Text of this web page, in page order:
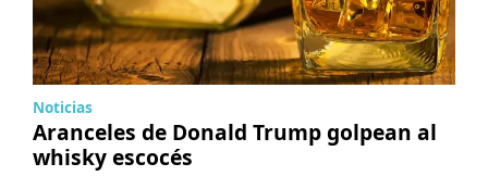
Noticias
Aranceles de Donald Trump golpean al
whisky escocés